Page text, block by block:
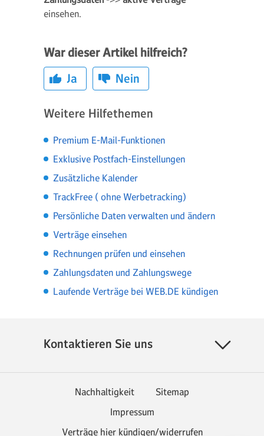
einsehen.
War dieser Artikel hilfreich?
Ja
Nein
Weitere Hilfethemen
Premium E-Mail-Funktionen
Exklusive Postfach-Einstellungen
Zusätzliche Kalender
TrackFree ( ohne Werbetracking)
Persönliche Daten verwalten und ändern
Verträge einsehen
Rechnungen prüfen und einsehen
Zahlungsdaten und Zahlungswege
Laufende Verträge bei WEB.DE kündigen
Kontaktieren Sie uns
Nachhaltigkeit
Sitemap
Impressum
Verträge hier kündigen/widerrufen